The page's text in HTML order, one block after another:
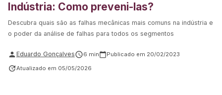
Indústria: Como preveni-las?
Descubra quais são as falhas mecânicas mais comuns na indústria e
o poder da análise de falhas para todos os segmentos
Eduardo Gonçalves 6 min Publicado em 20/02/2023
Atualizado em 05/05/2026